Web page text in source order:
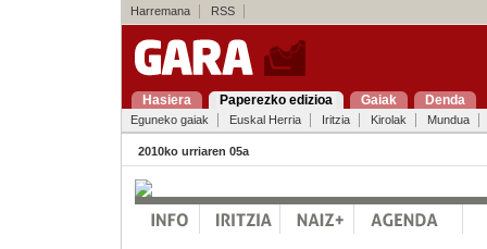
Harremana RSS
Hasiera Paperezko edizioa Gaiak Denda
Eguneko gaiak Euskal Herria Iritzia Kirolak Mundua
2010ko urriaren 05a